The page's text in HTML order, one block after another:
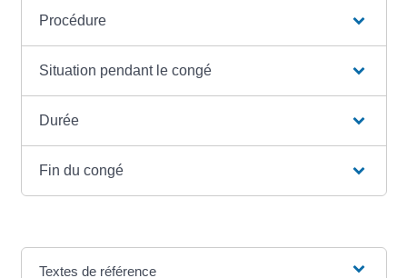
Procédure
Situation pendant le congé
Durée
Fin du congé
Textes de référence